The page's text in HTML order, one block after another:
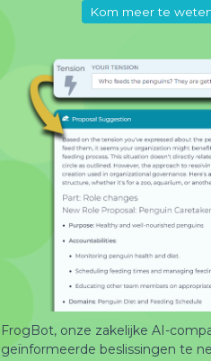
Kom meer te
FrogBot, onze zakelijke AI-
geïnformeerde beslissingen te